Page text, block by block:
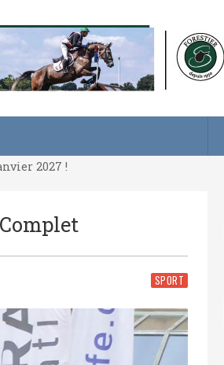
2027 !
2027 !
SPORT